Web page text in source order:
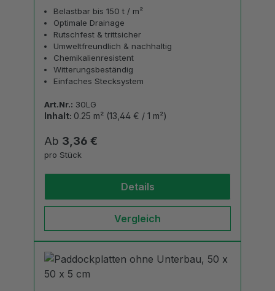
Belastbar bis 150 t / m²
Optimale Drainage
Rutschfest & trittsicher
Umweltfreundlich & nachhaltig
Chemikalienresistent
Witterungsbeständig
Einfaches Stecksystem
Art.Nr.: 30LG
Inhalt: 0.25 m² (13,44 € / 1 m²)
Regulärer Preis:
Ab 3,36 €
pro Stück
Details
Vergleich